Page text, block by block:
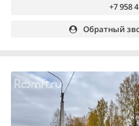
+7 958
Обратный